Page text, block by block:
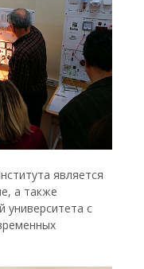
является
а также
университета с